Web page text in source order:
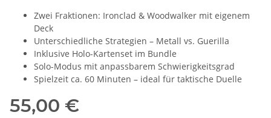
Zwei Fraktionen: Ironclad & Woodwalker mit eigenem
Deck
Unterschiedliche Strategien – Metall vs. Guerilla
Inklusive Holo-Kartenset im Bundle
Solo-Modus mit anpassbarem Schwierigkeitsgrad
Spielzeit ca. 60 Minuten – ideal für taktische Duelle
55,00 €